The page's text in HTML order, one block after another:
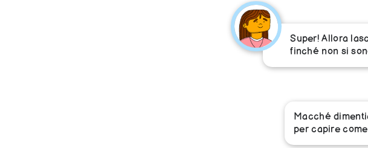
Super! Allora
finché non si
Macché
per capire